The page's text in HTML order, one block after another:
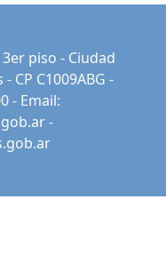
piso - Ciudad
CP C1009ABG -
- Email:
-